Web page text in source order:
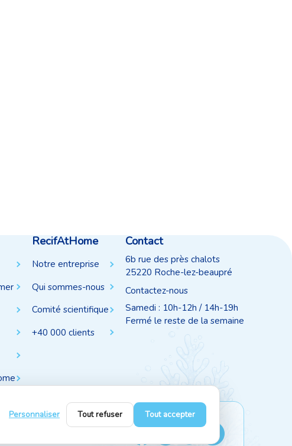
RecifAtHome
Notre entreprise
Qui sommes-nous
Comité scientifique
+40 000 clients
Contact
6b rue des près chalots
25220 Roche-lez-beaupré
Contactez-nous
Samedi : 10h-12h / 14h-19h
Fermé le reste de la semaine
Personnaliser Tout refuser Tout accepter